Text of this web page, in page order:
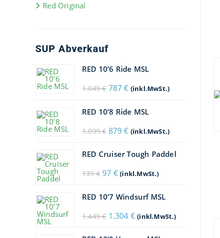
Red Original
SUP Abverkauf
RED 10’6 Ride MSL
1.049€ Ursprünglicher
Preis
1.049 €
787€Aktueller
Preis
787 €.
(inkl.MwSt.)
RED 10’8 Ride MSL
1.099€ Ursprünglicher
Preis
1.099 €
879€Aktueller
Preis
879 €.
(inkl.MwSt.)
RED Cruiser Tough Paddel
139€ Ursprünglicher
Preis
139 €
97 €Aktueller
Preis
97 €.
(inkl.MwSt.)
RED 10’7 Windsurf MSL
1.449€ Ursprünglicher
Preis
1.449 €
1.304 €Aktueller
Preis
1.304 €.
(inkl.MwSt.)